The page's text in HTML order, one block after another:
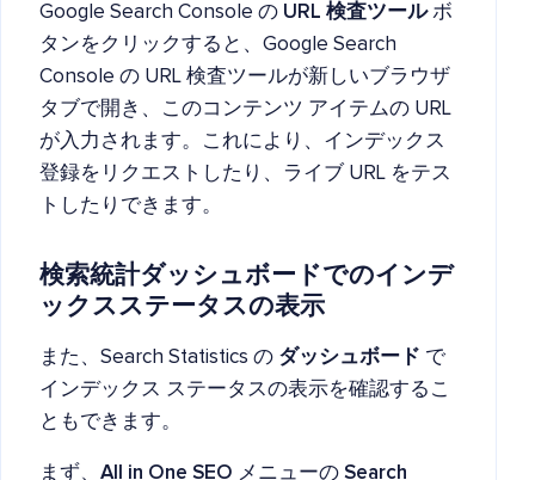
Google Search Console の URL 検査ツールボ
タンをクリックすると、Google Search
Console の URL 検査ツールが新しいブラウザ
タブで開き、このコンテンツ アイテムの URL
が入力されます。これにより、インデックス
登録をリクエストしたり、ライブ URL をテス
トしたりできます。
検索統計ダッシュボードでのインデ
ックスステータスの表示
また、Search Statistics の ダッシュボード で
インデックス ステータスの表示を確認するこ
ともできます。
まず、 All in One SEO メニューの Search